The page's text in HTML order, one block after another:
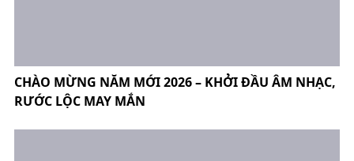
CHÀO MỪNG NĂM MỚI 2026 – KHỞI ĐẦU ÂM NHẠC,
RƯỚC LỘC MAY MẮN